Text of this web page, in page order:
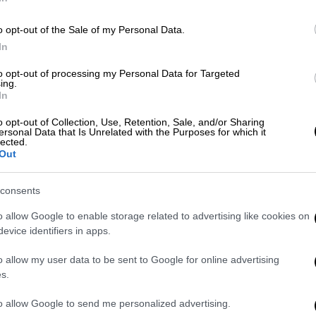
opt-out of the Sale of my Personal Data.
opt-out of processing my Personal Data for Targeted
opt-out of Collection, Use, Retention, Sale, and/or Sharing
Data that Is Unrelated with the Purposes for which it
allow Google to enable storage related to advertising like cookies on
identifiers in apps.
allow my user data to be sent to Google for online advertising
allow Google to send me personalized advertising.
Η «μάχη της Κρήτης» για
σιδηροδρομικές συζητήσεις
Κασσελάκη και το μετοχολόγιο
της Alpha Bank
Αριστεράς για τον Καραμανλή και τα
εκκλησιαστικά ζόρια στην Κρήτη
Οικονομία|11.01.2025 22:00
Ελληνική ακτοπλοϊα: Καθοριστικό
το 2025 - Το κόστος της πράσινης